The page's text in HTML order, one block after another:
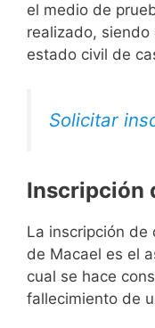
el medio de
realizado,
estado civil de
Solicitar
Inscripción
La inscripción de
de Macael es el
cual se hace
fallecimiento de